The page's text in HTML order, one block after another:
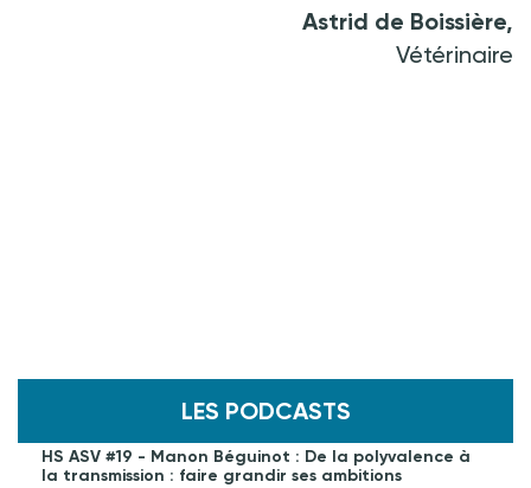
Astrid de Boissière,
Vétérinaire
LES PODCASTS
HS ASV #19 - Manon Béguinot : De la polyvalence à
la transmission : faire grandir ses ambitions